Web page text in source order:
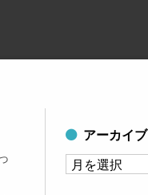
アーカイブ
ア